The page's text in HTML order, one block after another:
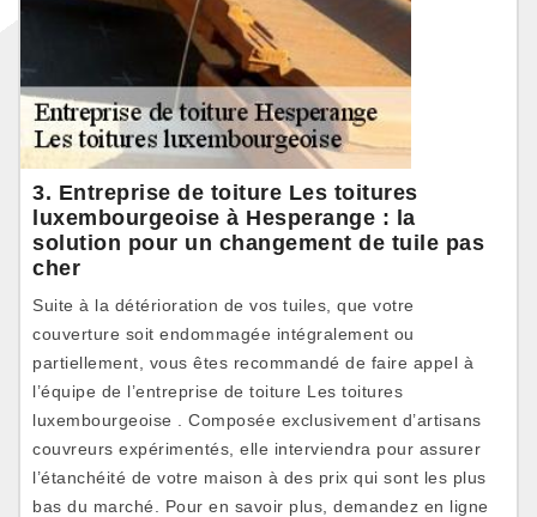
3. Entreprise de toiture Les toitures
luxembourgeoise à Hesperange : la
solution pour un changement de tuile pas
cher
Suite à la détérioration de vos tuiles, que votre
couverture soit endommagée intégralement ou
partiellement, vous êtes recommandé de faire appel à
l’équipe de l’entreprise de toiture Les toitures
luxembourgeoise . Composée exclusivement d’artisans
couvreurs expérimentés, elle interviendra pour assurer
l’étanchéité de votre maison à des prix qui sont les plus
bas du marché. Pour en savoir plus, demandez en ligne